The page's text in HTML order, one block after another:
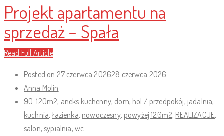
Projekt apartamentu na
sprzedaż – Spała
Read Full Article
Posted on 27 czerwca 202628 czerwca 2026
Anna Molin
90-120m2, aneks kuchenny, dom, hol / przedpokój, jadalnia,
kuchnia,łazienka, nowoczesny, powyżej 120m2, REALIZACJE,
salon, sypialnia, wc